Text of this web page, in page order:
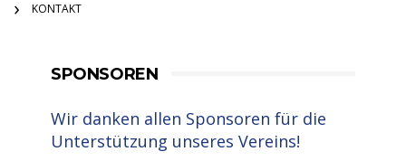
KONTAKT
SPONSOREN
Wir danken allen Sponsoren für die
Unterstützung unseres Vereins!